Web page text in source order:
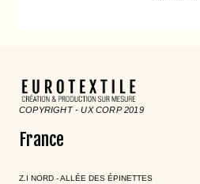
COPYRIGHT - UX CORP 2019
France
Z.I NORD - ALLÉE DES ÉPINETTES